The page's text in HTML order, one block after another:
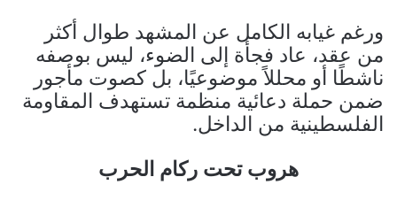
ورغم غيابه الكامل عن المشهد طوال أكثر
من عقد، عاد فجأة إلى الضوء، ليس بوصفه
ناشطًا أو محللاً موضوعيًا، بل كصوت مأجور
ضمن حملة دعائية منظمة تستهدف المقاومة
الفلسطينية من الداخل.
هروب تحت ركام الحرب